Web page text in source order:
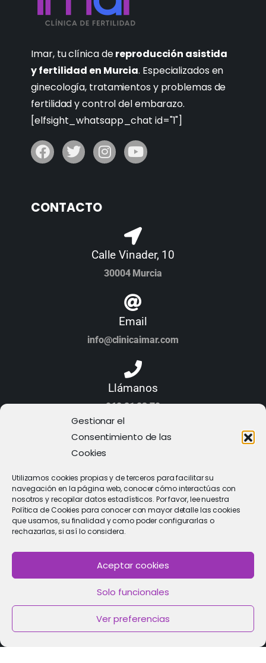
Gestionar el
Consentimiento de las
Cookies
Utilizamos cookies propias y de terceros para facilitar su
navegación en la página web, conocer cómo interactúas con
nosotros y recopilar datos estadísticos. Por favor, lee nuestra
Política de Cookies para conocer con mayor detalle las cookies
que usamos, su finalidad y como poder configurarlas o
rechazarlas, si así lo considera.
Aceptar cookies
Solo funcionales
Ver preferencias
Imar, tu clínica dereproducción asistida
y fertilidad en Murcia. Especializados en
ginecología, tratamientos y problemas de
fertilidad y control del embarazo.
[elfsight_whatsapp_chat id="1"]
CONTACTO
Calle Vinader, 10
30004 Murcia
Email
info@clinicaimar.com
Llámanos
968 21 23 70
PIDE CITA
Solicitar cita con un especialista